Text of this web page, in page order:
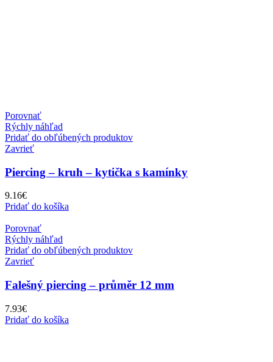
Porovnať
Rýchly náhľad
Pridať do obľúbených produktov
Zavrieť
Piercing – kruh – kytička s kamínky
9.16€
Pridať do košíka
Porovnať
Rýchly náhľad
Pridať do obľúbených produktov
Zavrieť
Falešný piercing – průměr 12 mm
7.93€
Pridať do košíka